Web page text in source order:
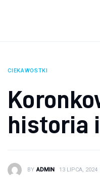
CIEKAWOSTKI
historia
BY ADMIN 13 LIPCA, 2024